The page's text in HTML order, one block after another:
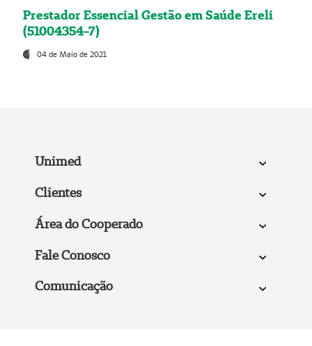
Prestador Essencial Gestão em Saúde Ereli
(51004354-7)
04 de Maio de 2021
Unimed
Clientes
Área do Cooperado
Fale Conosco
Comunicação